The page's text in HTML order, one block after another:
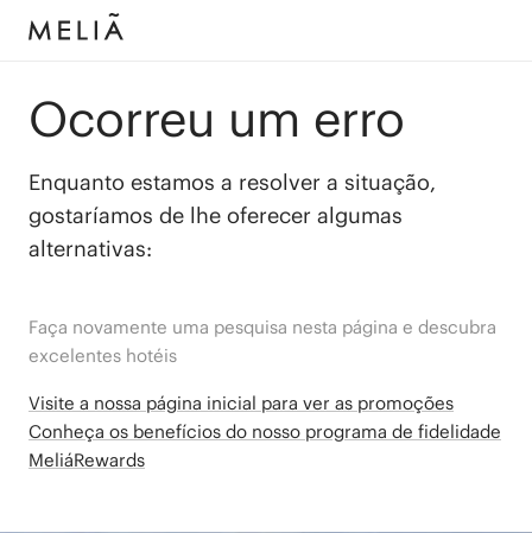
Ocorreu um erro
Enquanto estamos a resolver a situação,
gostaríamos de lhe oferecer algumas
alternativas:
Faça novamente uma pesquisa nesta página e descubra
excelentes hotéis
Visite a nossa página inicial para ver as promoções
Conheça os benefícios do nosso programa de fidelidade
MeliáRewards